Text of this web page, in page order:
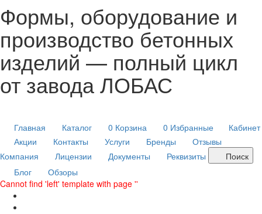
Формы, оборудование и
производство бетонных
изделий — полный цикл
от завода ЛОБАС
Главная Каталог 0 Корзина 0 Избранные
Кабинет
Акции
Контакты Услуги Бренды
Отзывы
Компания
Лицензии Документы Реквизиты
Поиск
Блог
Обзоры
Cannot find 'left' template with page ''